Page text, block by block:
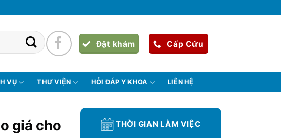
Đặt khám Cấp Cứu
VỤ THƯ VIỆN HỎI ĐÁP Y KHOA LIÊN HỆ
giá cho
THỜI GIAN LÀM VIỆC